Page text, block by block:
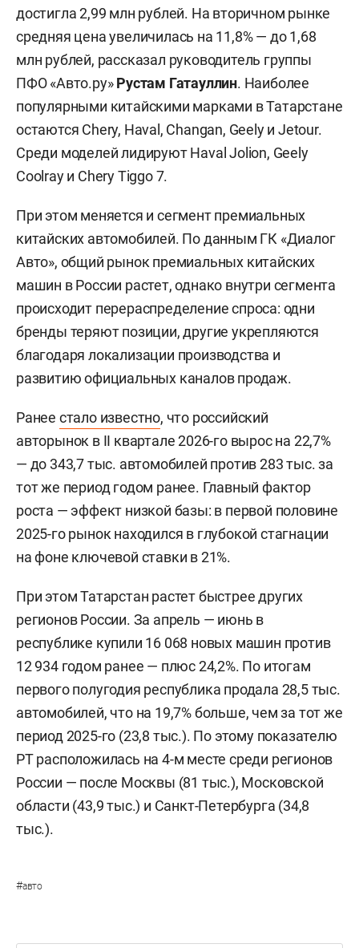
достигла 2,99 млн рублей. На вторичном рынке
средняя цена увеличилась на 11,8% — до 1,68
млн рублей, рассказал руководитель группы
ПФО «Авто.ру»Рустам Гатауллин. Наиболее
популярными китайскими марками в Татарстане
остаются Chery, Haval, Changan, Geely и Jetour.
Среди моделей лидируют Haval Jolion, Geely
Coolray и Chery Tiggo 7.
При этом меняется и сегмент премиальных
китайских автомобилей. По данным ГК «Диалог
Авто», общий рынок премиальных китайских
машин в России растет, однако внутри сегмента
происходит перераспределение спроса: одни
бренды теряют позиции, другие укрепляются
благодаря локализации производства и
развитию официальных каналов продаж.
Ранее стало известно, что российский
авторынок в II квартале 2026-го вырос на 22,7%
— до 343,7 тыс. автомобилей против 283 тыс. за
тот же период годом ранее. Главный фактор
роста — эффект низкой базы: в первой половине
2025-го рынок находился в глубокой стагнации
на фоне ключевой ставки в 21%.
При этом Татарстан растет быстрее других
регионов России. За апрель — июнь в
республике купили 16 068 новых машин против
12 934 годом ранее — плюс 24,2%. По итогам
первого полугодия республика продала 28,5 тыс.
автомобилей, что на 19,7% больше, чем за тот же
период 2025-го (23,8 тыс.). По этому показателю
РТ расположилась на 4-м месте среди регионов
России — после Москвы (81 тыс.), Московской
области (43,9 тыс.) и Санкт-Петербурга (34,8
тыс.).
#авто